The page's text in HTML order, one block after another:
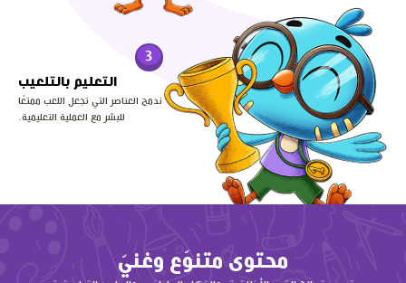
3
التعليم بالتلعيب
ندمج العناصر التي تجعل اللعب ممتعًا
للبشر مع العملية التعليمية.
محتوى متنوّع وغنيّ